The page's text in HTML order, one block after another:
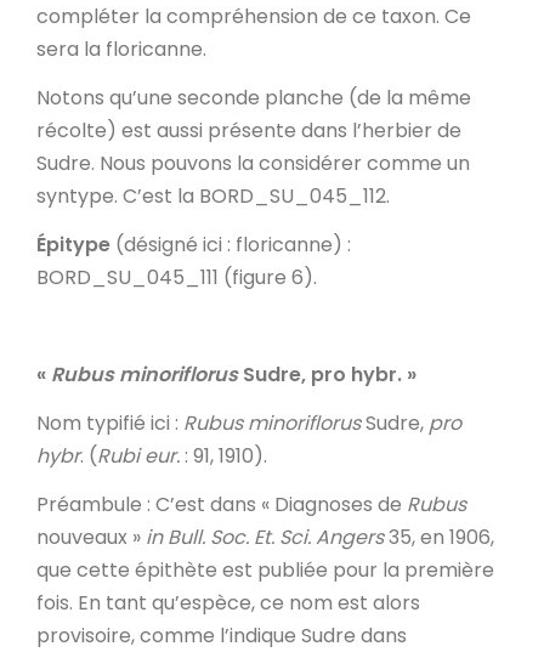
compléter la compréhension de ce taxon. Ce
sera la floricanne.
Notons qu’une seconde planche (de la même
récolte) est aussi présente dans l’herbier de
Sudre. Nous pouvons la considérer comme un
syntype. C’est la BORD_SU_045_112.
Épitype (désigné ici : floricanne) :
BORD_SU_045_111 (figure 6).
« Rubus minoriflorusSudre, pro hybr. »
Nom typifié ici : Rubus minoriflorusSudre, pro
hybr. (Rubi eur. : 91, 1910).
Préambule : C’est dans « Diagnoses de Rubus
nouveaux » in Bull. Soc. Et. Sci. Angers35, en 1906,
que cette épithète est publiée pour la première
fois. En tant qu’espèce, ce nom est alors
provisoire, comme l’indique Sudre dans